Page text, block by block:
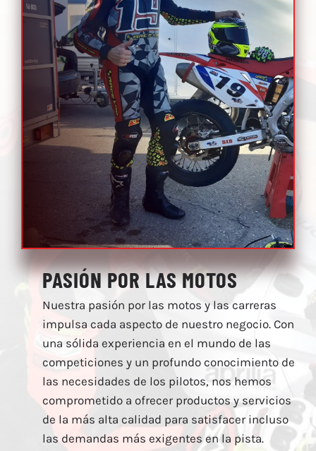
NOTICIAS
CONTACTO
PASIÓN POR LAS MOTOS
Nuestra pasión por las motos y las carreras
impulsa cada aspecto de nuestro negocio. Con
una sólida experiencia en el mundo de las
competiciones y un profundo conocimiento de
las necesidades de los pilotos, nos hemos
comprometido a ofrecer productos y servicios
de la más alta calidad para satisfacer incluso
las demandas más exigentes en la pista.